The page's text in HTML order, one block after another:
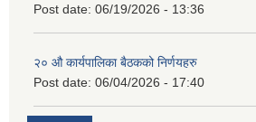
Post date: 06/19/2026 - 13:36
२० औ कार्यपालिका बैठकको निर्णयहरु
Post date: 06/04/2026 - 17:40